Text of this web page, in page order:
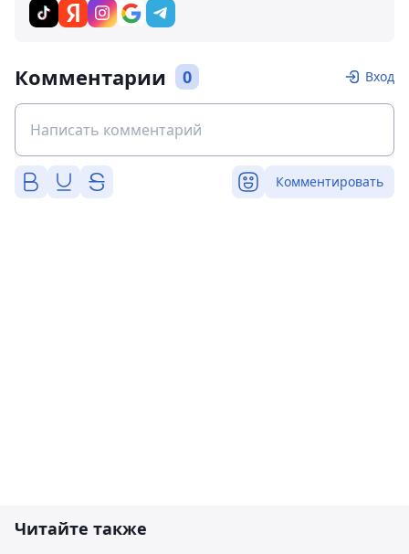
Комментарии 0 Вход
Комментировать
Читайте также